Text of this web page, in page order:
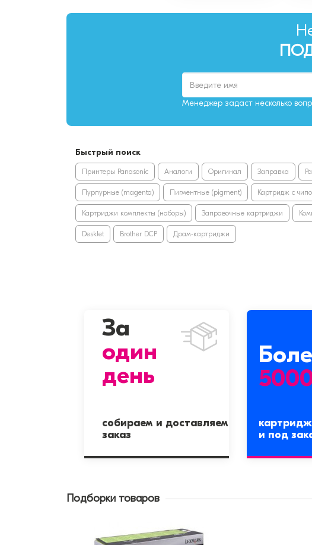
Менеджер задаст несколько
Быстрый поиск
Принтеры Panasonic Аналоги Оригинал Заправка
Пурпурные (magenta) Пигментные (pigment) Картридж с
Картриджи комплекты (наборы) Заправочные картриджи
DeskJet Brother DCP Драм-картриджи
За
один
день
собираем и доставляем
заказ
и под
Подборки товаров